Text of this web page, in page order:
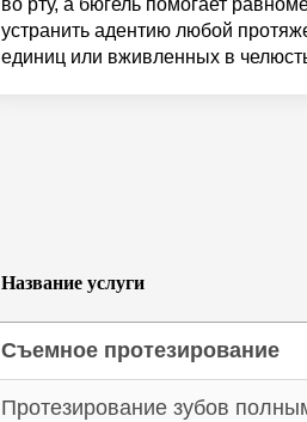
во рту, а бюгель помогает
устранить адентию любой
единиц или вживленных в
Название услуги
Съемное протезирование
Протезирование зубов